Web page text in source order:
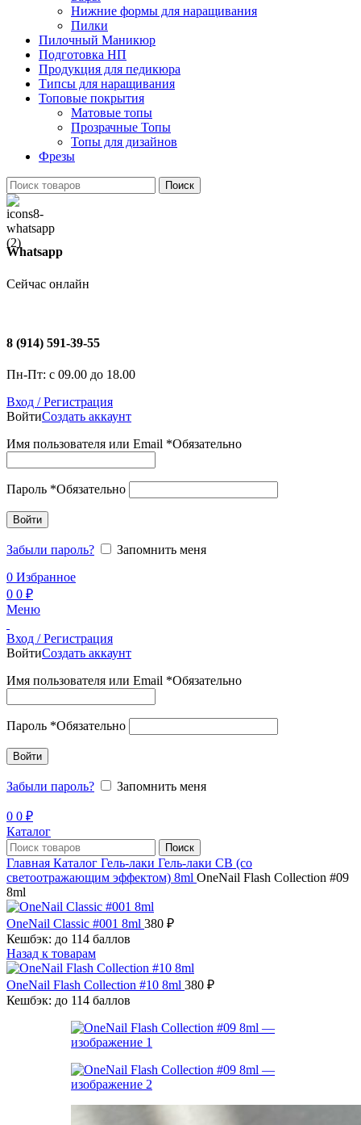
Нижние формы для наращивания
Пилки
Пилочный Маникюр
Подготовка НП
Продукция для педикюра
Типсы для наращивания
Топовые покрытия
Матовые топы
Прозрачные Топы
Топы для дизайнов
Фрезы
Поиск
Whatsapp
Сейчас онлайн
8 (914) 591-39-55
Пн-Пт: с 09.00 до 18.00
Вход / Регистрация
ВойтиСоздать аккаунт
Имя пользователя или Email *Обязательно
Пароль *Обязательно
Войти
Забыли пароль?
Запомнить меня
0 Избранное
0 0 ₽
Меню
Вход / Регистрация
ВойтиСоздать аккаунт
Имя пользователя или Email *Обязательно
Пароль *Обязательно
Войти
Забыли пароль? Запомнить меня
0 0 ₽
Каталог
Поиск
Главная Каталог Гель-лаки Гель-лаки СВ (со
светоотражающим эффектом) 8ml OneNail Flash Collection #09
8ml
OneNail Classic #001 8ml 380 ₽
Кешбэк: до 114 баллов
Назад к товарам
OneNail Flash Collection #10 8ml 380 ₽
Кешбэк: до 114 баллов